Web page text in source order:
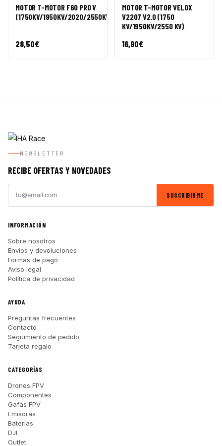
RÁPIDA
CESTA
MOTOR T-MOTOR F60 PRO V
(1750KV/1950KV/2020/2550KV)
28,50€
RÁPIDA
CESTA
MOTOR T-MOTOR VELOX
V2207 V2.0 (1750
KV/1950KV/2550 KV)
16,90€
NEWSLETTER
RECIBE OFERTAS Y NOVEDADES
SUSCRIBIRME
INFORMACIÓN
Sobre nosotros
Envíos y devoluciones
Formas de pago
Aviso legal
Política de privacidad
AYUDA
Preguntas frecuentes
Contacto
Seguimiento de pedido
Tarjeta regalo
CATEGORÍAS
Drones FPV
Componentes
Gafas FPV
Emisoras
Baterías
DJI
Outlet